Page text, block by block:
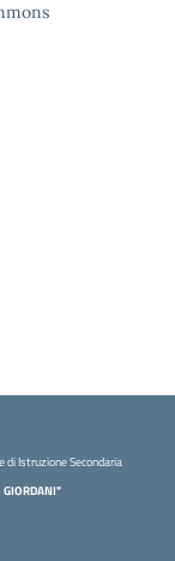
Istruzione Secondaria
GIORDANI"